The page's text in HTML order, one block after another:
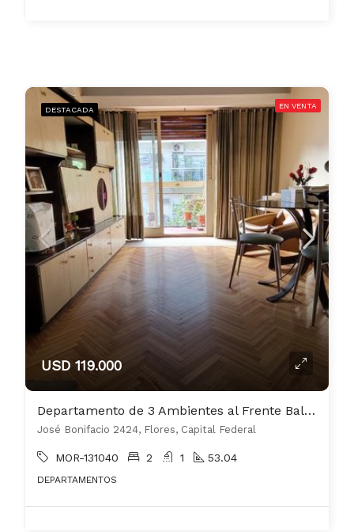
DESTACADA EN VENTA
USD 119.000
Departamento de 3 Ambientes al Frente Balcon Corrido Con Cochera Fija Cubierta
José Bonifacio 2424, Flores, Capital Federal
MOR-131040 2 1 53.04
DEPARTAMENTOS